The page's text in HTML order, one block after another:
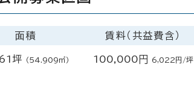
面積 賃料（共益費含）
坪 （54.909㎡） 100,000円 6,022円/坪